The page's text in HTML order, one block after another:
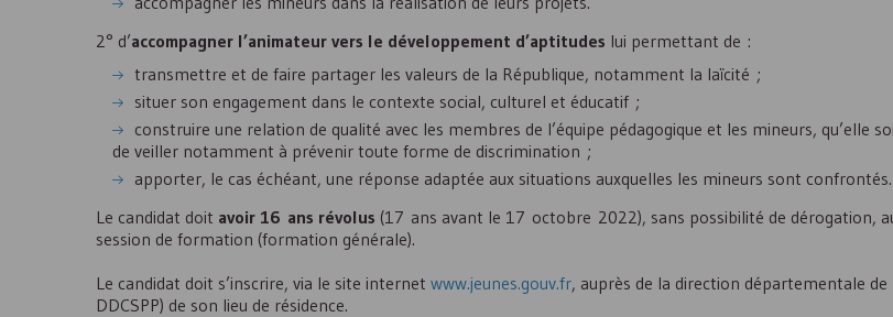
2° d’accompagner l’animateur vers le développement d’aptitudes lui permettant de :
transmettre et de faire partager les valeurs de la République, notamment la laïcité ;
situer son engagement dans le contexte social, culturel et éducatif ;
construire une relation de qualité avec les membres de l’équipe pédagogique et les mineurs, qu’elle
de veiller notamment à prévenir toute forme de discrimination ;
apporter, le cas échéant, une réponse adaptée aux situations auxquelles les mineurs sont confrontés.
Le candidat doit avoir 16 ans révolus (17 ans avant le 17 octobre 2022), sans possibilité de dérogation,
session de formation (formation générale).
Le candidat doit s’inscrire, via le site internet www.jeunes.gouv.fr, auprès de la direction départementale de
DDCSPP) de son lieu de résidence.